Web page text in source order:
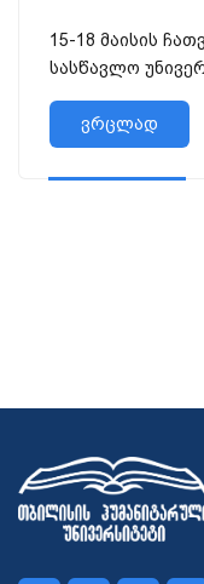
15-18 მაისის
სასწავლო
ERASMUS +
ვრცლად